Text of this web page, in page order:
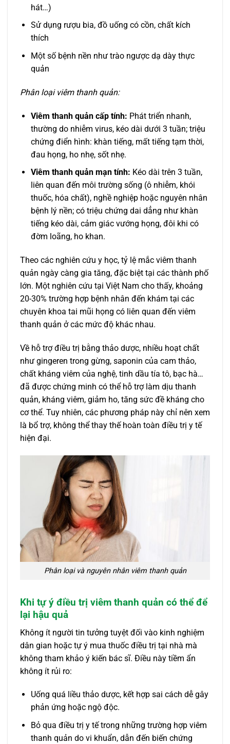
hát…)
Sử dụng rượu bia, đồ uống có cồn, chất kích
thích
Một số bệnh nền như trào ngược dạ dày thực
quản
Phân loại viêm thanh quản:
Viêm thanh quản cấp tính: Phát triển nhanh,
thường do nhiễm virus, kéo dài dưới 3 tuần; triệu
chứng điển hình: khàn tiếng, mất tiếng tạm thời,
đau họng, ho nhẹ, sốt nhẹ.
Viêm thanh quản mạn tính: Kéo dài trên 3 tuần,
liên quan đến môi trường sống (ô nhiễm, khói
thuốc, hóa chất), nghề nghiệp hoặc nguyên nhân
bệnh lý nền; có triệu chứng dai dẳng như khàn
tiếng kéo dài, cảm giác vướng họng, đôi khi có
đờm loãng, ho khan.
Theo các nghiên cứu y học, tỷ lệ mắc viêm thanh
quản ngày càng gia tăng, đặc biệt tại các thành phố
lớn. Một nghiên cứu tại Việt Nam cho thấy, khoảng
20-30% trường hợp bệnh nhân đến khám tại các
chuyên khoa tai mũi họng có liên quan đến viêm
thanh quản ở các mức độ khác nhau.
Về hỗ trợ điều trị bằng thảo dược, nhiều hoạt chất
như gingeren trong gừng, saponin của cam thảo,
chất kháng viêm của nghệ, tinh dầu tía tô, bạc hà…
đã được chứng minh có thể hỗ trợ làm dịu thanh
quản, kháng viêm, giảm ho, tăng sức đề kháng cho
cơ thể. Tuy nhiên, các phương pháp này chỉ nên xem
là bổ trợ, không thể thay thế hoàn toàn điều trị y tế
hiện đại.
Phân loại và nguyên nhân viêm thanh quản
Khi tự ý điều trị viêm thanh quản có thể để
lại hậu quả
Không ít người tin tưởng tuyệt đối vào kinh nghiệm
dân gian hoặc tự ý mua thuốc điều trị tại nhà mà
không tham khảo ý kiến bác sĩ. Điều này tiềm ẩn
không ít rủi ro:
Uống quá liều thảo dược, kết hợp sai cách dễ gây
phản ứng hoặc ngộ độc.
Bỏ qua điều trị y tế trong những trường hợp viêm
thanh quản do vi khuẩn, dẫn đến biến chứng